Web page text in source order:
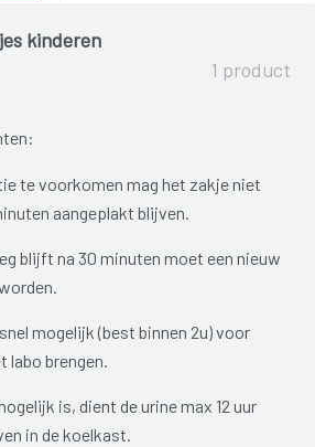
kinderen
1 product
te voorkomen mag het zakje niet
aangeplakt blijven.
blijft na 30 minuten moet een nieuw
mogelijk (best binnen 2u) voor
labo brengen.
is, dient de urine max 12 uur
in de koelkast.